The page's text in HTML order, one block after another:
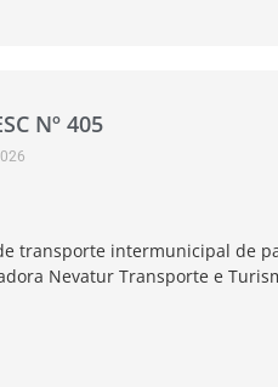
Nº 405
transporte intermunicipal de
Nevatur Transporte e